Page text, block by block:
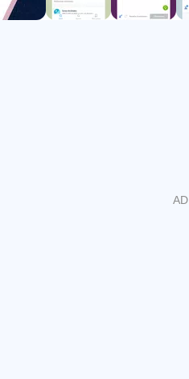
descarga tu contenido favorito
cálculo, álgebra lineal),